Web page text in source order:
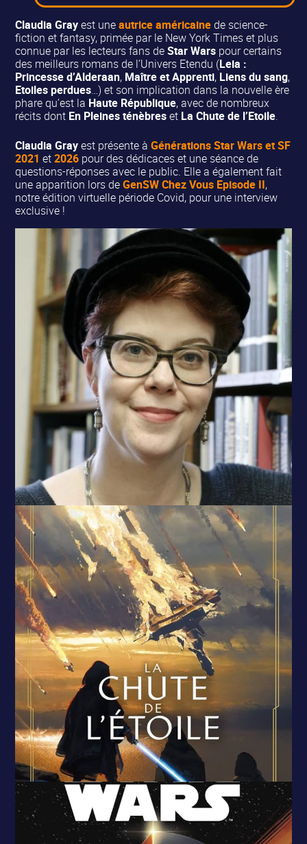
Claudia Grayest uneautrice américainede science-
fiction et fantasy, primée par le New York Times et plus
connue par les lecteurs fans deStar Wars pour certains
des meilleurs romans de l’Univers Etendu (Leia :
Princesse d’Alderaan, Maître et Apprenti, Liens du sang,
Etoiles perdues…) et son implication dans la nouvelle ère
phare qu’est la Haute République, avec de nombreux
récits dont En Pleines ténèbreset La Chute de l’Etoile.
Claudia Grayest présente àGénérations Star Wars et SF
2021 et2026 pour des dédicaces et une séance de
questions-réponses avec le public. Elle a également fait
une apparition lors deGenSW Chez Vous Episode II,
notre édition virtuelle période Covid, pour une interview
exclusive !